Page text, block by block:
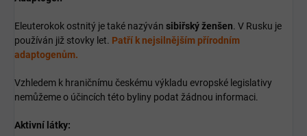
Eleuterokok ostnitý je také nazýván sibiřský ženšen. V Rusku je
používán již stovky let. Patří k nejsilnějším přírodním
adaptogenům.
Vzhledem k hraničnímu českému výkladu evropské legislativy
nemůžeme o účincích této byliny podat žádnou informaci.
Aktivní látky: